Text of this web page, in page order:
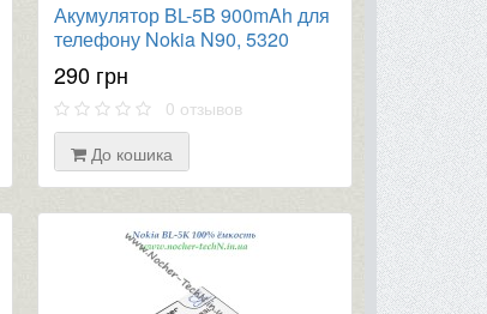
Акумулятор BL-5B 900mAh для
телефону Nokia N90, 5320
XpressMusic, 7360, 2610, 5500
Sport, 5070, 6122c
290 грн
0 отзывов
До кошика